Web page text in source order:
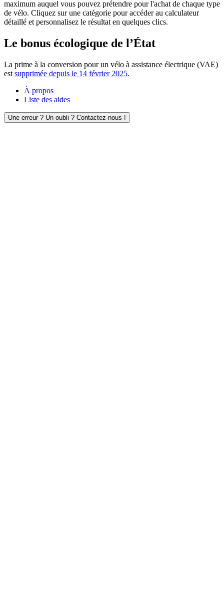
maximum auquel vous pouvez prétendre pour l'achat de chaque type
de vélo. Cliquez sur une catégorie pour accéder au calculateur
détaillé et personnalisez le résultat en quelques clics.
Le bonus écologique de l’État
La prime à la conversion pour un vélo à assistance électrique (VAE)
est supprimée depuis le 14 février 2025.
À propos
Liste des aides
Une erreur ? Un oubli ? Contactez-nous !